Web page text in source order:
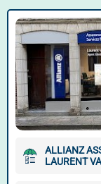
ALLIANZ
LAURENT